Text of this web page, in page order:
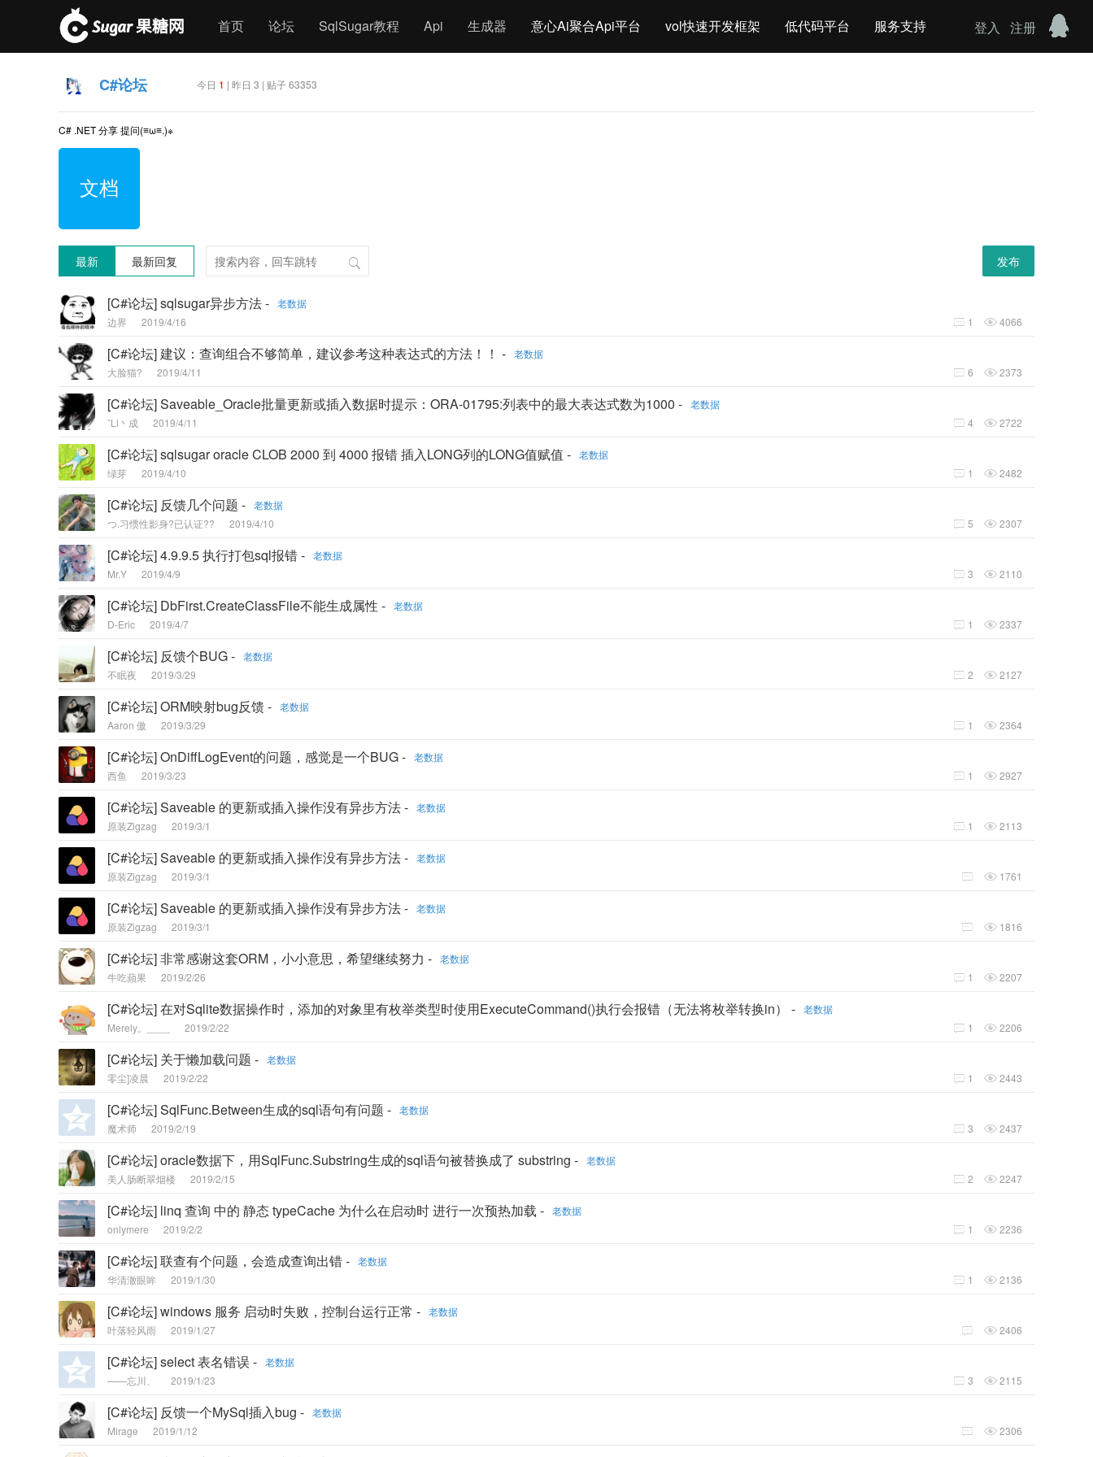
首页 论坛 SqlSugar教程 Api 生成器 意心Ai聚合Api平台 vol快速开发框架 低代码平台 服务支持 登入 注册
C#论坛 今日 1 | 昨日 3 | 贴子 63353
C# .NET 分享 提问(≡ω≡.)※
文档
最新 最新回复 发布
[C#论坛] sqlsugar异步方法 - 老数据
边界
2019/4/16  1 4066
[C#论坛] 建议：查询组合不够简单，建议参考这种表达式的方法！！ - 老数据
大脸猫?
2019/4/11  6 2373
[C#论坛] Saveable_Oracle批量更新或插入数据时提示：ORA-01795:列表中的最大表达式数为1000 - 老数据
ˇLi丶成
2019/4/11  4 2722
[C#论坛] sqlsugar oracle CLOB 2000 到 4000 报错 插入LONG列的LONG值赋值 - 老数据
绿芽
2019/4/10  1 2482
[C#论坛] 反馈几个问题 - 老数据
つ.习惯性影身?已认证??
2019/4/10  5 2307
[C#论坛] 4.9.9.5 执行打包sql报错 - 老数据
Mr.Y
2019/4/9  3 2110
[C#论坛] DbFirst.CreateClassFile不能生成属性 - 老数据
D-Eric
2019/4/7  1 2337
[C#论坛] 反馈个BUG - 老数据
不眠夜
2019/3/29  2 2127
[C#论坛] ORM映射bug反馈 - 老数据
Aaron 傲
2019/3/29  1 2364
[C#论坛] OnDiffLogEvent的问题，感觉是一个BUG - 老数据
西鱼
2019/3/23  1 2927
[C#论坛] Saveable 的更新或插入操作没有异步方法 - 老数据
原装Zigzag
2019/3/1  1 2113
[C#论坛] Saveable 的更新或插入操作没有异步方法 - 老数据
原装Zigzag
2019/3/1   1761
[C#论坛] Saveable 的更新或插入操作没有异步方法 - 老数据
原装Zigzag
2019/3/1   1816
[C#论坛] 非常感谢这套ORM，小小意思，希望继续努力 - 老数据
牛吃蘋果
2019/2/26  1 2207
[C#论坛] 在对Sqlite数据操作时，添加的对象里有枚举类型时使用ExecuteCommand()执行会报错（无法将枚举转换in） - 老数据
Merely。____
2019/2/22  1 2206
[C#论坛] 关于懒加载问题 - 老数据
零尘]凌晨
2019/2/22  1 2443
[C#论坛] SqlFunc.Between生成的sql语句有问题 - 老数据
魔术师
2019/2/19  3 2437
[C#论坛] oracle数据下，用SqlFunc.Substring生成的sql语句被替换成了 substring - 老数据
美人肠断翠烟楼
2019/2/15  2 2247
[C#论坛] linq 查询 中的 静态 typeCache 为什么在启动时 进行一次预热加载 - 老数据
onlymere
2019/2/2  1 2236
[C#论坛] 联查有个问题，会造成查询出错 - 老数据
华清澈眼眸
2019/1/30  1 2136
[C#论坛] windows 服务 启动时失败，控制台运行正常 - 老数据
叶落轻风雨
2019/1/27  2406
[C#论坛] select 表名错误 - 老数据
——忘川、
2019/1/23  3 2115
[C#论坛] 反馈一个MySql插入bug - 老数据
Mirage
2019/1/12  2306